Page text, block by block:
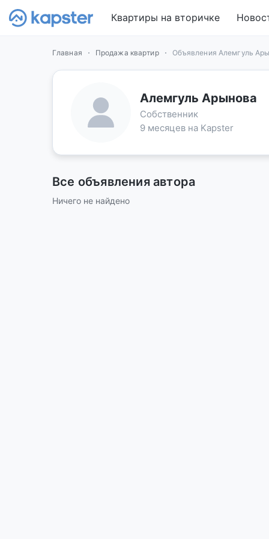
Квартиры на вторичке
Главная Продажа квартир Объявления Алемгуль
Алемгуль Арынова
Собственник
9 месяцев на Kapster
Все объявления автора
Ничего не найдено